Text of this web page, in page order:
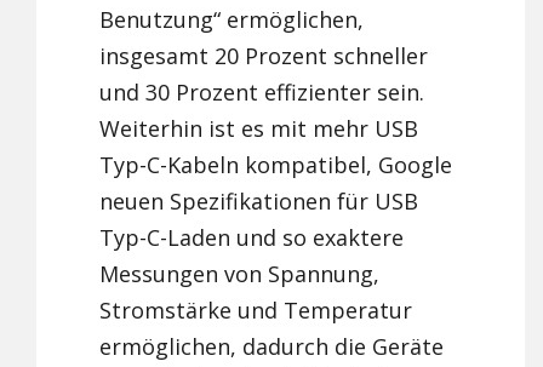
Benutzung“ ermöglichen,
insgesamt 20 Prozent schneller
und 30 Prozent effizienter sein.
Weiterhin ist es mit mehr USB
Typ-C-Kabeln kompatibel, Google
neuen Spezifikationen für USB
Typ-C-Laden und so exaktere
Messungen von Spannung,
Stromstärke und Temperatur
ermöglichen, dadurch die Geräte